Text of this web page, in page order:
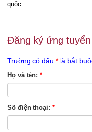
quốc.
Đăng ký ứng tuyển
Trường có dấu * là bắt
Họ và tên: *
Số điện thoại: *